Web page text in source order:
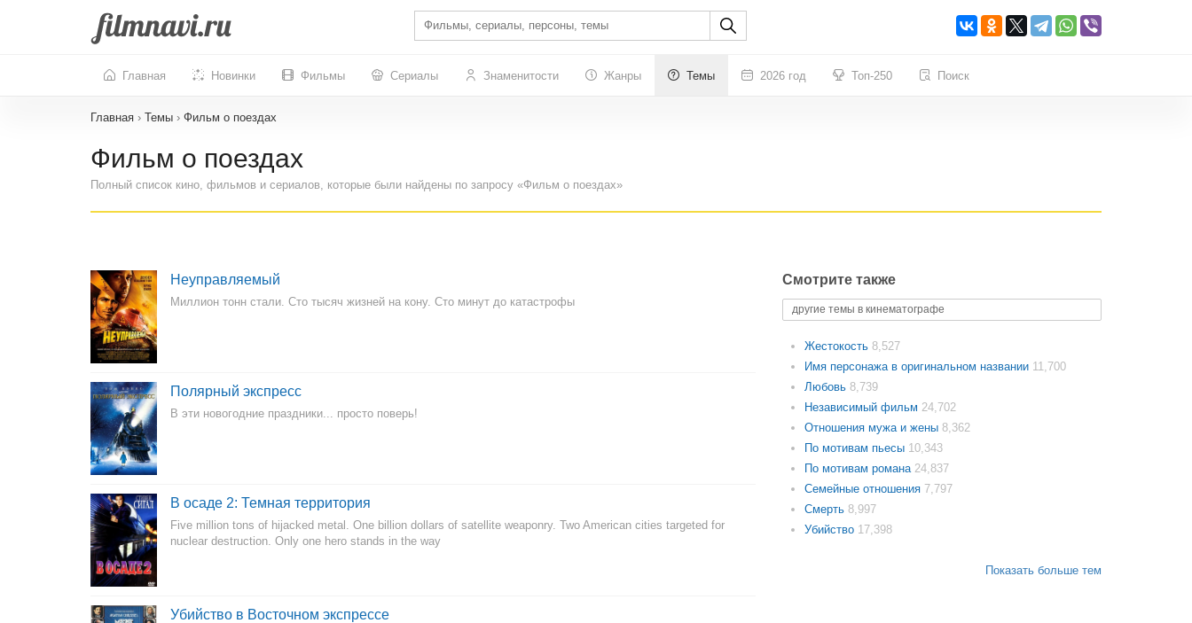
Главная Новинки Фильмы Сериалы Знаменитости Жанры Темы 2026 год Топ-250 Поиск
Главная › Темы › Фильм о поездах
Фильм о поездах
Полный список кино, фильмов и сериалов, которые были найдены по запросу «Фильм о поездах»
Неуправляемый
Миллион тонн стали. Сто тысяч жизней на кону. Сто минут до катастрофы
Полярный экспресс
В эти новогодние праздники... просто поверь!
В осаде 2: Темная территория
Five million tons of hijacked metal. One billion dollars of satellite weaponry. Two American cities targeted for
nuclear destruction. Only one hero stands in the way
Убийство в Восточном экспрессе
Смотрите также
другие темы в кинематографе
Жестокость 8,527
Имя персонажа в оригинальном названии 11,700
Любовь 8,739
Независимый фильм 24,702
Отношения мужа и жены 8,362
По мотивам пьесы 10,343
По мотивам романа 24,837
Семейные отношения 7,797
Смерть 8,997
Убийство 17,398
Показать больше тем